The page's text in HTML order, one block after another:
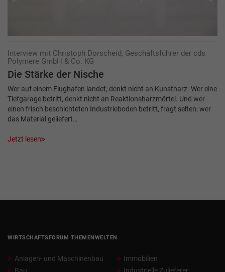
Interview mit Christoph Dorscheid, Geschäftsführer der cds
Polymere GmbH & Co. KG
Die Stärke der Nische
Wer auf einem Flughafen landet, denkt nicht an Kunstharz. Wer eine
Tiefgarage betritt, denkt nicht an Reaktionsharzmörtel. Und wer
einen frisch beschichteten Industrieboden betritt, fragt selten, wer
das Material geliefert…
Jetzt lesen
WIRTSCHAFTSFORUM THEMENWELTEN
Anlagen- und Maschinenbau
Immobilien